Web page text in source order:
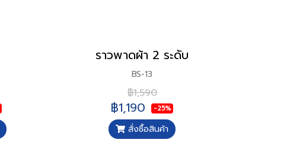
ราวพาดผ้า 2 ระดับ
BS-13
฿1,590
฿1,190 -25%
สั่งซื้อสินค้า